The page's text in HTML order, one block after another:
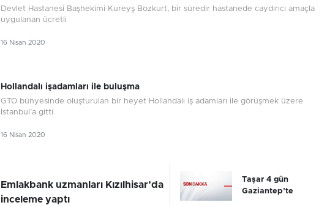
Devlet Hastanesi Başhekimi Kureyş Bozkurt, bir süredir hastanede caydırıcı amaçla
uygulanan ücretli
16 Nisan 2020
Hollandalı işadamları ile buluşma
GTO bünyesinde oluşturulan bir heyet Hollandalı iş adamları ile görüşmek üzere
İstanbul’a gitti.
16 Nisan 2020
Emlakbank uzmanları Kızılhisar’da
inceleme yaptı
Taşar 4 gün
Gaziantep’te